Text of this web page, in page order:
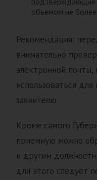
объемом не
Рекомендация:
внимательно
электронной
использоваться
заявителю.
Кроме самого
приемную можно
и другим
для этого следует